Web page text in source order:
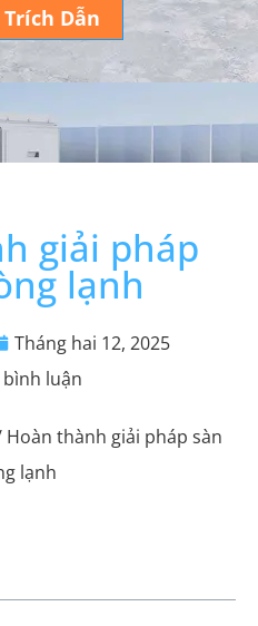
Dẫn
giải pháp
lạnh
Tháng hai 12, 2025
luận
Hoàn thành giải pháp sàn
lạnh